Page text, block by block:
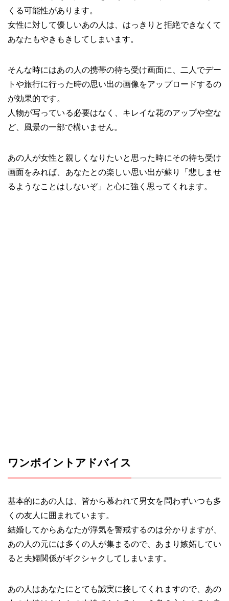
くる可能性があります。
女性に対して優しいあの人は、はっきりと拒絶できなくて
あなたもやきもきしてしまいます。
そんな時にはあの人の携帯の待ち受け画面に、二人でデー
トや旅行に行った時の思い出の画像をアップロードするの
が効果的です。
人物が写っている必要はなく、キレイな花のアップや空な
ど、風景の一部で構いません。
あの人が女性と親しくなりたいと思った時にその待ち受け
画面をみれば、あなたとの楽しい思い出が蘇り「悲しませ
るようなことはしないぞ」と心に強く思ってくれます。
ワンポイントアドバイス
基本的にあの人は、皆から慕われて男女を問わずいつも多
くの友人に囲まれています。
結婚してからあなたが浮気を警戒するのは分かりますが、
あの人の元には多くの人が集まるので、あまり嫉妬してい
ると夫婦関係がギクシャクしてしまいます。
あの人はあなたにとても誠実に接してくれますので、あの